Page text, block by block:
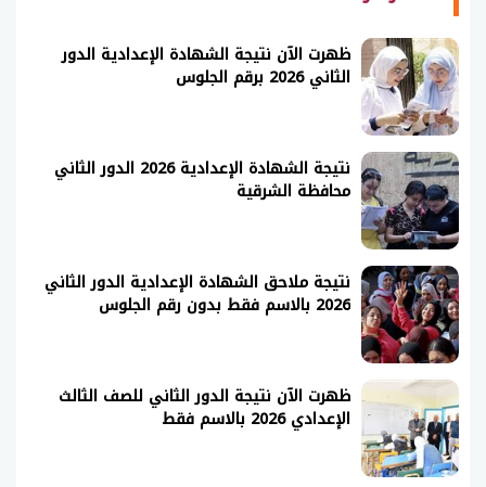
ظهرت الآن نتيجة الشهادة الإعدادية الدور
الثاني 2026 برقم الجلوس
نتيجة الشهادة الإعدادية 2026 الدور الثاني
محافظة الشرقية
نتيجة ملاحق الشهادة الإعدادية الدور الثاني
2026 بالاسم فقط بدون رقم الجلوس
ظهرت الآن نتيجة الدور الثاني للصف الثالث
الإعدادي 2026 بالاسم فقط